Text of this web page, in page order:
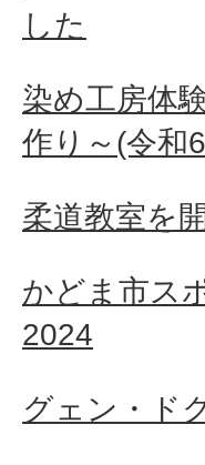
した
染め工房体
作り～(令和
柔道教室を
かどま市ス
2024
グェン・ド